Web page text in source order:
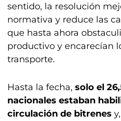
sentido, la resolución
normativa y reduce las
que hasta ahora
productivo y encarecían
transporte.
Hasta la fecha, solo el
nacionales estaban
circulación de bitrenes